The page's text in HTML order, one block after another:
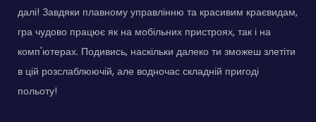
далі! Завдяки плавному управлінню та красивим краєвидам,
гра чудово працює як на мобільних пристроях, так і на
комп'ютерах. Подивись, наскільки далеко ти зможеш злетіти
в цій розслаблюючій, але водночас складній пригоді
польоту!